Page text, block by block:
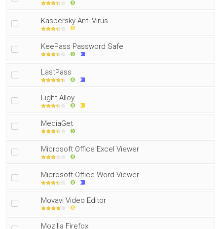
Kaspersky Anti-Virus
KeePass Password Safe
LastPass
Light Alloy
MediaGet
Microsoft Office Excel Viewer
Microsoft Office Word Viewer
Movavi Video Editor
Mozilla Firefox